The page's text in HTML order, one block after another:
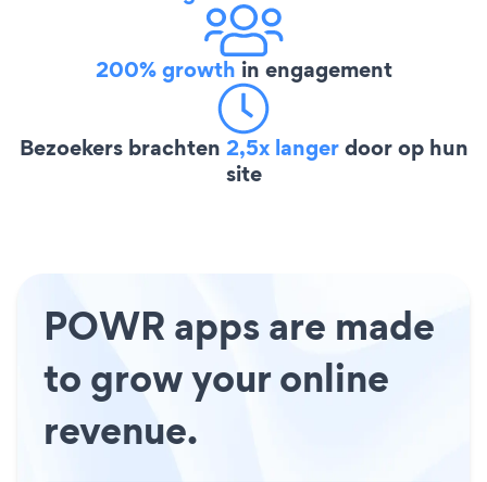
200% growth in engagement
Bezoekers brachten 2,5x langerdoor op hun
site
POWR apps are made
to grow your online
revenue.